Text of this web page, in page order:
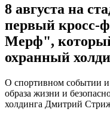
8 августа на
первый кросс-
Мерф",
охранный
О спортивном событии и
образа жизни и
холдинга Дмитрий